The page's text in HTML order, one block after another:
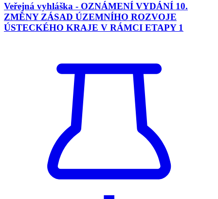
Veřejná vyhláška - OZNÁMENÍ VYDÁNÍ 10.
ZMĚNY ZÁSAD ÚZEMNÍHO ROZVOJE
ÚSTECKÉHO KRAJE V RÁMCI ETAPY 1